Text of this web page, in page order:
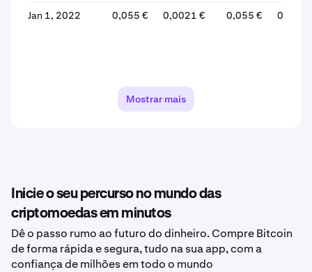
Jan 1, 2022 0,055 € 0,0021 € 0,055 €
Mostrar mais
Inicie o seu percurso no mundo das
criptomoedas em minutos
Dê o passo rumo ao futuro do dinheiro. Compre Bitcoin
de forma rápida e segura, tudo na sua app, com a
confiança de milhões em todo o mundo